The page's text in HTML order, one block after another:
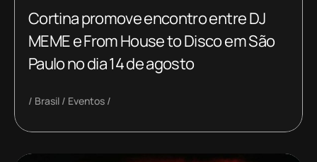
Cortina promove encontro entre DJ
MEME e From House to Disco em São
Paulo no dia 14 de agosto
Brasil Eventos